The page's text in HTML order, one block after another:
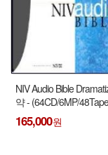
NIV Audio Bible
약 - (64CD/6MP/
낭독 !!!
165,000